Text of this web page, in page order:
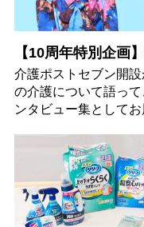
【10周年特別企画
介護ポストセブン開
の介護について語っ
ンタビュー集としてお